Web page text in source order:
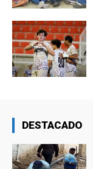
DESTACADO